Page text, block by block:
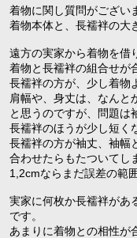
着物に関し質問がござい
着物本体と、長襦袢の大
遠方の実家から着物を借
着物と長襦袢の組合せが
長襦袢の方が、少し着物
肩幅や、身丈は、なんと
と思うのですが、問題は
長襦袢のほうが少し短く
長襦袢の方が袖丈、袖幅
合わせたらもたついてし
1,2cmならまだ誤差の範
実家に何枚か長襦袢があ
です。
あまりに着物との相性が